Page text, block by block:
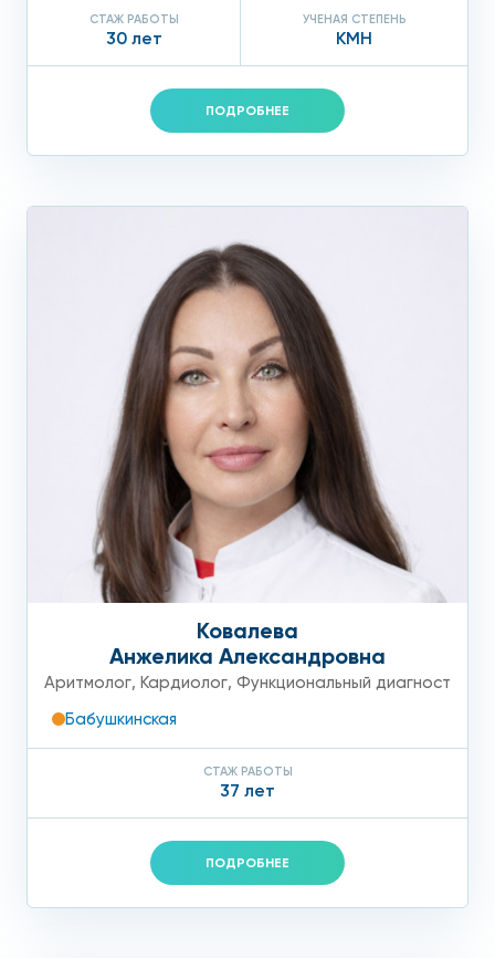
СТАЖ РАБОТЫ
30 лет
УЧЕНАЯ СТЕПЕНЬ
КМН
ПОДРОБНЕЕ
Ковалева
Анжелика Александровна
Аритмолог, Кардиолог, Функциональный диагност
Бабушкинская
СТАЖ РАБОТЫ
37 лет
ПОДРОБНЕЕ